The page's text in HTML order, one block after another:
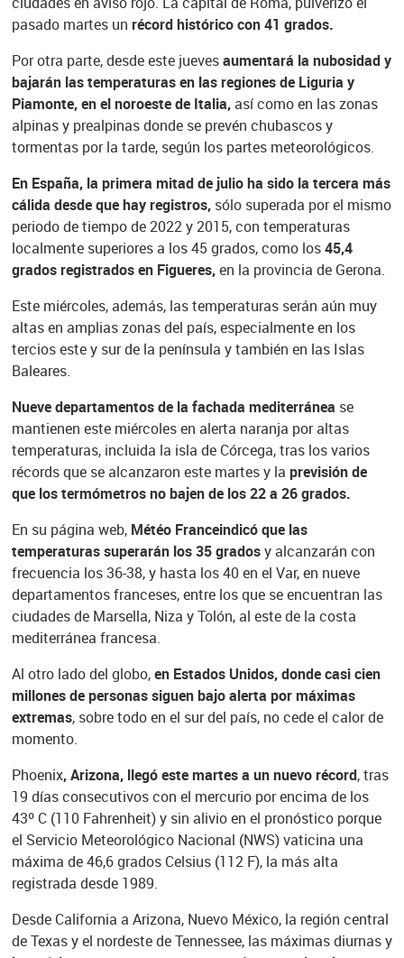
pasado martes un récord histórico con 41 grados.
Por otra parte, desde este juevesaumentará la nubosidad y
bajarán las temperaturas en las regiones de Liguria y
Piamonte, en el noroeste de Italia,así como en las zonas
alpinas y prealpinas donde se prevén chubascos y
tormentas por la tarde, según los partes meteorológicos.
En España, la primera mitad de julio ha sido la tercera más
cálida desde que hay registros,sólo superada por el mismo
periodo de tiempo de 2022 y 2015, con temperaturas
localmente superiores a los 45 grados, como los45,4
grados registrados en Figueres,en la provincia de Gerona.
Este miércoles, además, las temperaturas serán aún muy
altas en amplias zonas del país, especialmente en los
tercios este y sur de la península y también en las Islas
Baleares.
Nueve departamentos de la fachada mediterránea se
mantienen este miércoles en alerta naranja por altas
temperaturas, incluida la isla de Córcega, tras los varios
récords que se alcanzaron este martes y la previsión de
que los termómetros no bajen de los 22 a 26 grados.
En su página web, Météo Franceindicó que las
temperaturas superarán los 35 gradosy alcanzarán con
frecuencia los 36-38, y hasta los 40 en el Var, en nueve
departamentos franceses, entre los que se encuentran las
ciudades de Marsella, Niza y Tolón, al este de la costa
mediterránea francesa.
Al otro lado del globo,en Estados Unidos, donde casi cien
millones de personas siguen bajo alerta por máximas
extremas, sobre todo en el sur del país, no cede el calor de
momento.
Phoenix, Arizona, llegó este martes a un nuevo récord, tras
19 días consecutivos con el mercurio por encima de los
43º C (110 Fahrenheit) y sin alivio en el pronóstico porque
el Servicio Meteorológico Nacional (NWS) vaticina una
máxima de 46,6 grados Celsius (112 F), la más alta
registrada desde 1989.
Desde California a Arizona, Nuevo México, la región central
de Texas y el nordeste de Tennessee, las máximas diurnas y